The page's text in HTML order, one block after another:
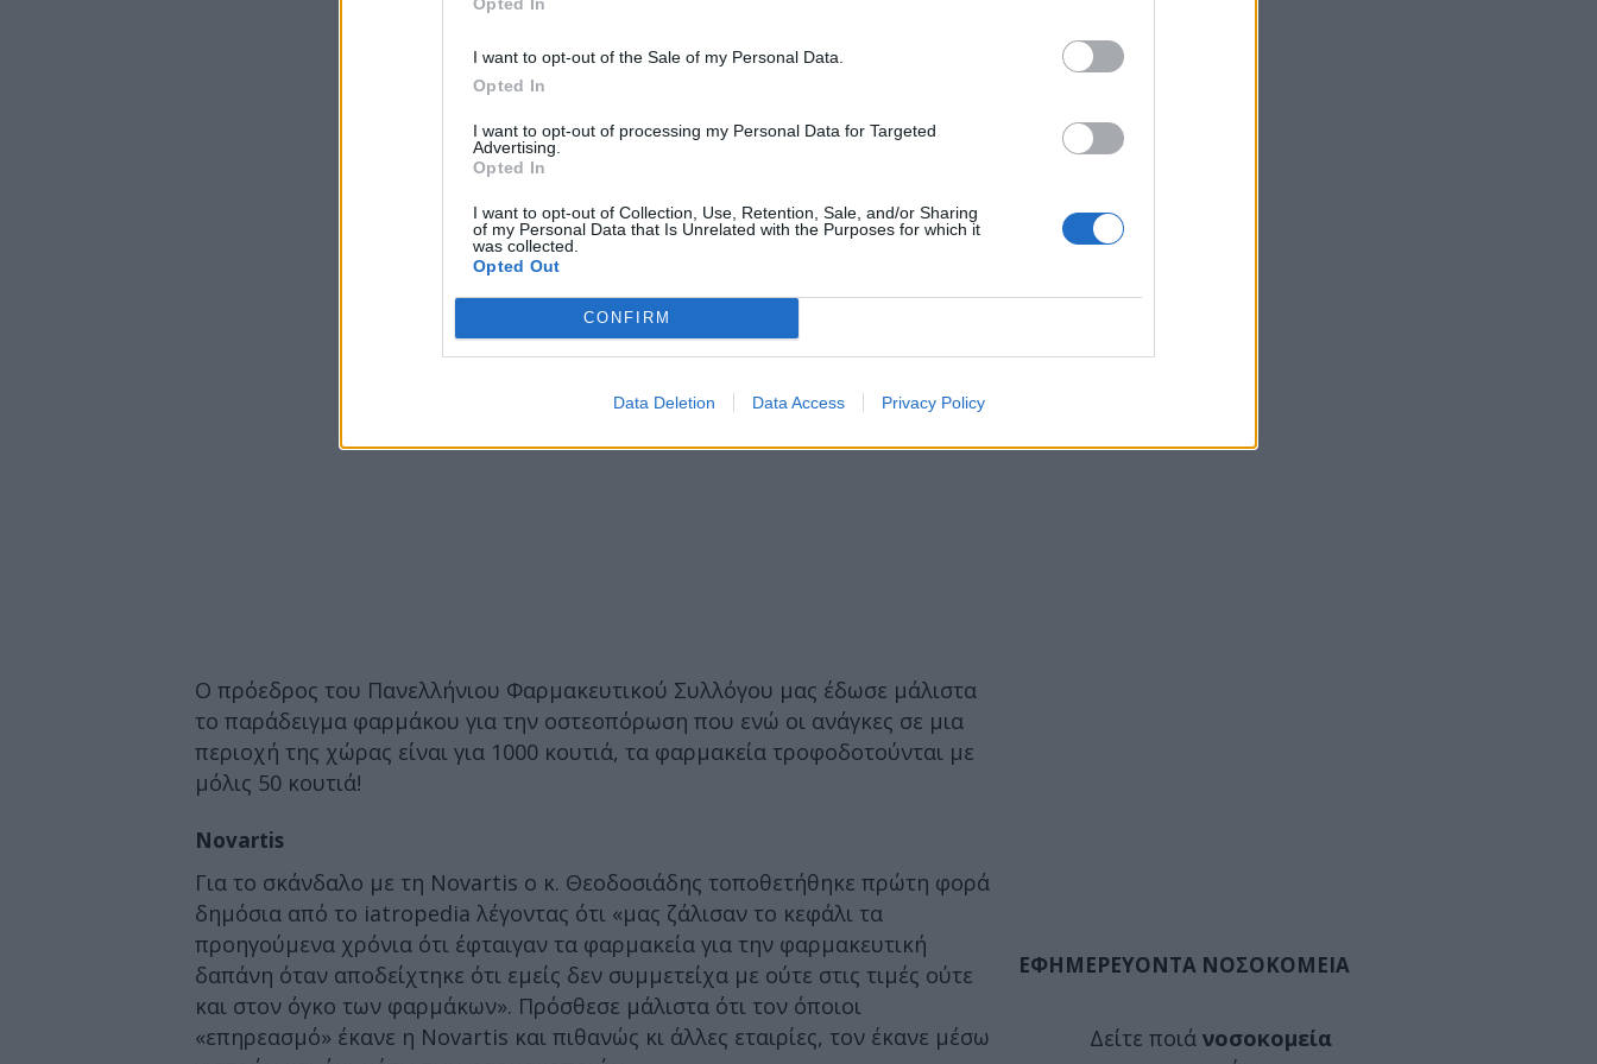
I want to opt-out of the Sale of my Personal Data.
Opted In
I want to opt-out of processing my Personal Data for Targeted
Advertising.
Opted In
I want to opt-out of Collection, Use, Retention, Sale, and/or Sharing
of my Personal Data that Is Unrelated with the Purposes for which it
was collected.
Opted Out
CONFIRM
Data Deletion Data Access Privacy Policy
Ο πρόεδρος του Πανελλήνιου Φαρμακευτικού Συλλόγου μας έδωσε μάλιστα
το παράδειγμα φαρμάκου για την οστεοπόρωση που ενώ οι ανάγκες σε μια
περιοχή της χώρας είναι για 1000 κουτιά, τα φαρμακεία τροφοδοτούνται με
μόλις 50 κουτιά!
Novartis
Για το σκάνδαλο με τη Novartis ο κ. Θεοδοσιάδης τοποθετήθηκε πρώτη φορά
δημόσια από το iatropedia λέγοντας ότι «μας ζάλισαν το κεφάλι τα
προηγούμενα χρόνια ότι έφταιγαν τα φαρμακεία για την φαρμακευτική
δαπάνη όταν αποδείχτηκε ότι εμείς δεν συμμετείχα με ούτε στις τιμές ούτε
και στον όγκο των φαρμάκων». Πρόσθεσε μάλιστα ότι τον όποιοι
«επηρεασμό» έκανε η Novartis και πιθανώς κι άλλες εταιρίες, τον έκανε μέσω
ΕΦΗΜΕΡΕΥΟΝΤΑ ΝΟΣΟΚΟΜΕΙΑ
Δείτε ποιά νοσοκομεία